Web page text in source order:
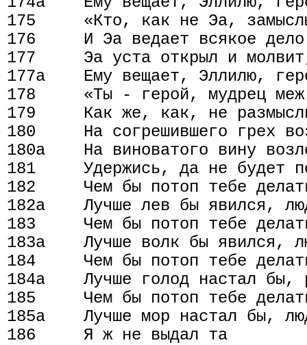
175     «Кто, как не Эа,
176     И Эа ведает всякое
177     Эа уста открыл и
177а    Ему вещает, Эллилю,
178     «Ты - герой, мудрец меж
179     Как же, как, не
180     На согрешившего грех
180а    На виноватого вину
181     Удержись, да не будет
182     Чем бы потоп тебе
182а    Лучше лев бы явился,
183     Чем бы потоп тебе
183а    Лучше волк бы явился,
184     Чем бы потоп тебе
184а    Лучше голод настал бы,
185     Чем бы потоп тебе
185а    Лучше мор настал бы,
186     Я ж не выдал та